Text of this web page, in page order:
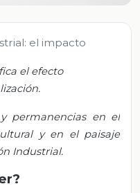
el impacto
el efecto
permanencias en el
y en el paisaje
Industrial.